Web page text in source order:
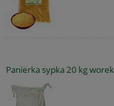
Panierka sypka 20 kg worek